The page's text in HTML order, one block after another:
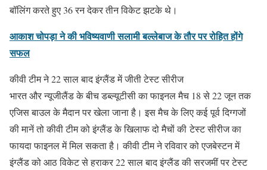
बॉलिंग करते हुए 36 रन देकर तीन विकेट झटके थे।
आकाश चोपड़ा ने की भविष्यवाणी सलामी बल्लेबाज के तौर पर रोहित होंगे
सफल
कीवी टीम ने 22 साल बाद इंग्लैंड में जीती टेस्ट सीरीज
भारत और न्यूजीलैंड के बीच डब्ल्यूटीसी का फाइनल मैच 18 से 22 जून तक
एजिस बाउल के मैदान पर खेला जाना है। इस मैच के लिए कई पूर्व दिग्गजों
की मानें तो कीवी टीम को इंग्लैंड के खिलाफ दो मैचों की टेस्ट सीरीज का
फायदा फाइनल में मिल सकता है। कीवी टीम ने रविवार को एजबेस्टन में
इंग्लैंड को आठ विकेट से हराकर 22 साल बाद इंग्लैंड की सरजमीं पर टेस्ट